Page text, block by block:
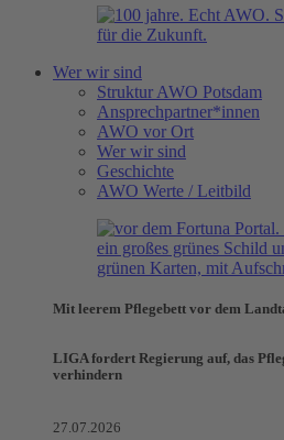
Wer wir sind
Struktur AWO Potsdam
Ansprechpartner*innen
AWO vor Ort
Wer wir sind
Geschichte
AWO Werte / Leitbild
Mit leerem Pflegebett vor dem
LIGA fordert Regierung auf, das
verhindern
27.07.2026